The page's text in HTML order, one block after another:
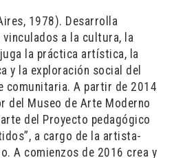
1978). Desarrolla
vinculados a la cultura, la
la práctica artística, la
y la exploración social del
comunitaria. A partir de 2014
del Museo de Arte Moderno
del Proyecto pedagógico
a cargo de la artista-
A comienzos de 2016 crea y